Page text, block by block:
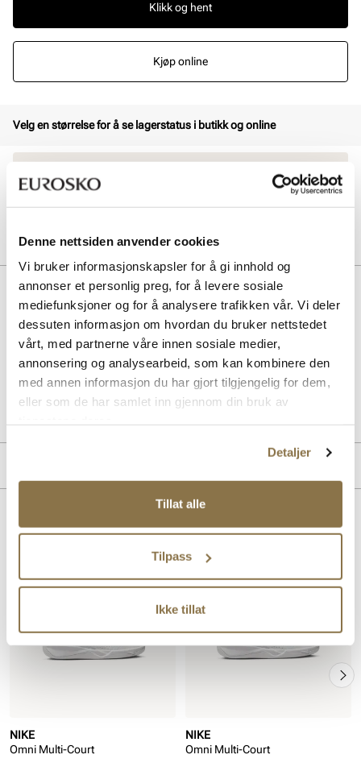
Denne nettsiden anvender cookies
Vi bruker informasjonskapsler for å gi innhold og
annonser et personlig preg, for å levere sosiale
mediefunksjoner og for å analysere trafikken vår. Vi deler
dessuten informasjon om hvordan du bruker nettstedet
vårt, med partnerne våre innen sosiale medier,
annonsering og analysearbeid, som kan kombinere den
med annen informasjon du har gjort tilgjengelig for dem,
eller som de har samlet inn gjennom din bruk av
Detaljer
Tillat alle
Tilpass
Ikke tillat
Klikk og hent
Kjøp online
Velg en størrelse for å se lagerstatus i butikk og online
Hjemlevering 3-7 dager
Beskrivelse
Lette joggesko for barn og junior har en luftig tekstiloverdel,
strikklisser og borrelås som gir enkel tilpasning og komfort. Perfekt
for aktive føtter med praktisk design og god pusteevne.
Art. nr
65653010
Lignende produkter
NIKE
Omni Multi-Court
NIKE
Omni Multi-Court
SALG